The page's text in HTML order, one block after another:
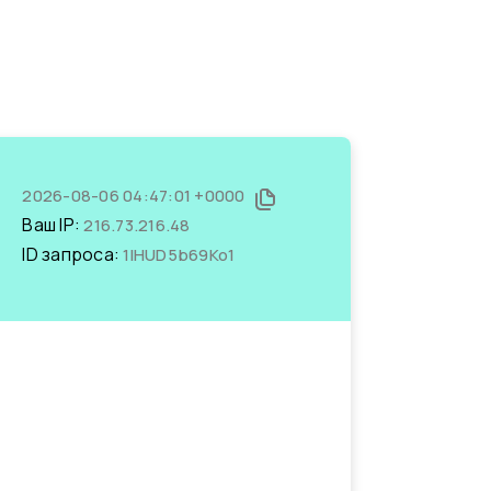
2026-08-06 04:47:01 +0000
Ваш IP:216.73.216.48
ID запроса:1lHUD5b69Ko1